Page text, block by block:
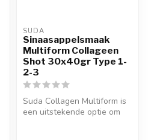
SUDA
Sinaasappelsmaak
Multiform Collageen
Shot 30x40gr Type 1-
2-3
Suda Collagen Multiform is
een uitstekende optie om